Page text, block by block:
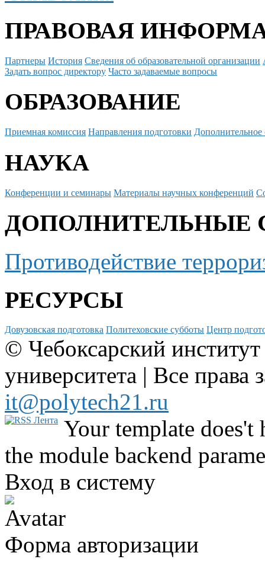
ПРАВОВАЯ
Партнеры История Сведения об образовательной организации
Задать вопрос директору Часто задаваемые вопросы
ОБРАЗОВАНИЕ
Приемная комиссия Направления подготовки Дополнительное
НАУКА
Конференции и семинары Материалы научных конференций
ДОПОЛНИТЕЛЬНЫЕ
Противодействие
РЕСУРСЫ
Довузовская подготовка Политеховские субботы Центр
© Чебоксарский
университета | Все
it@polytech21.ru
Your template
the module backend
Вход в систему
Форма авторизации